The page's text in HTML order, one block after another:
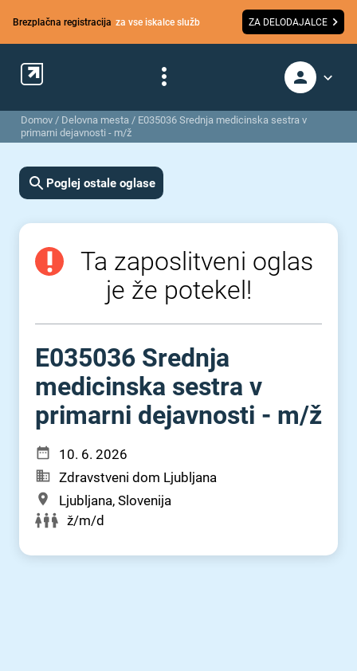
Brezplačna registracija za vse iskalce služb ZA DELODAJALCE
Domov / Delovna mesta / E035036 Srednja medicinska sestra v
primarni dejavnosti - m/ž
Poglej ostale oglase
Ta zaposlitveni oglas
je že potekel!
E035036 Srednja
medicinska sestra v
primarni dejavnosti - m⁠/⁠ž
10. 6. 2026
Zdravstveni dom Ljubljana
Ljubljana, Slovenija
ž/m/d